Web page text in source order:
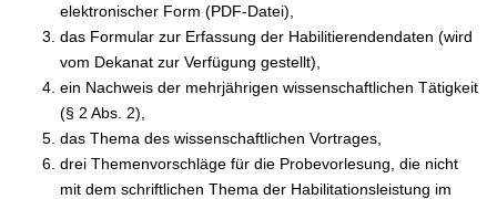
elektronischer Form (PDF-Datei),
das Formular zur Erfassung der Habilitierendendaten (wird
vom Dekanat zur Verfügung gestellt),
ein Nachweis der mehrjährigen wissenschaftlichen Tätigkeit
(§ 2 Abs. 2),
das Thema des wissenschaftlichen Vortrages,
drei Themenvorschläge für die Probevorlesung, die nicht
mit dem schriftlichen Thema der Habilitationsleistung im